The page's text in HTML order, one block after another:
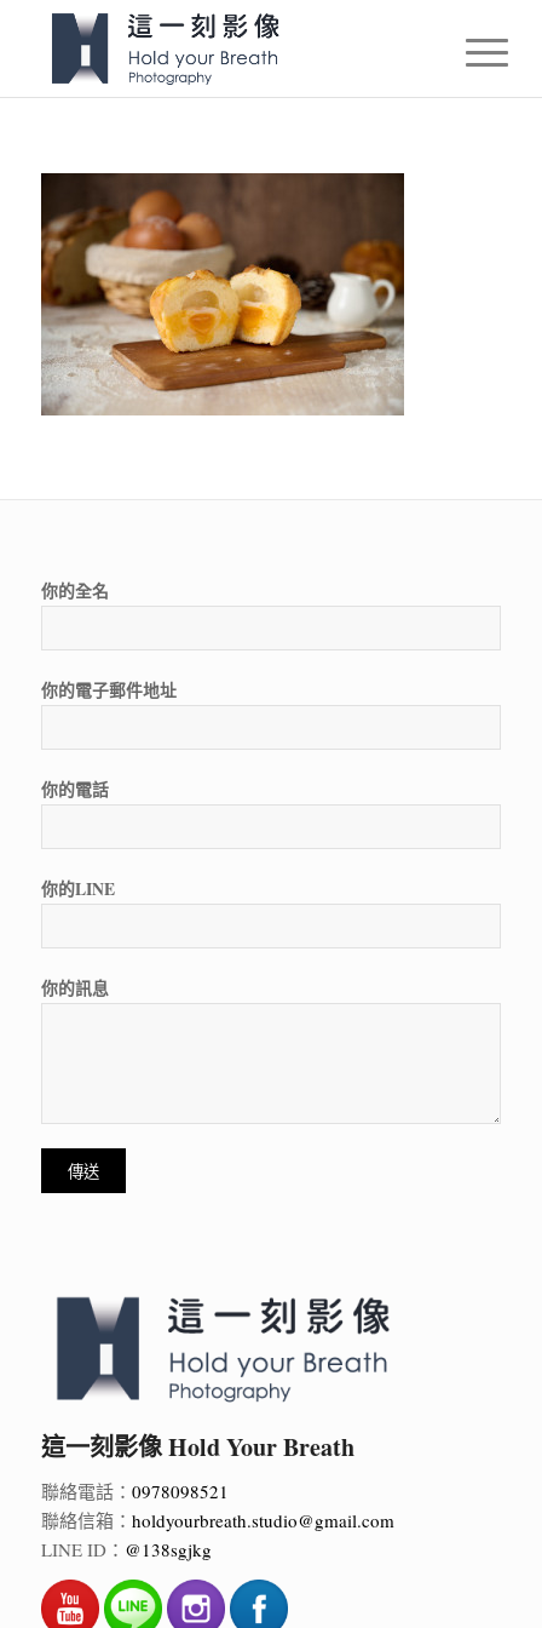
這一刻影像 Hold Your Breath
聯絡電話： 0978098521
聯絡信箱： holdyourbreath.studio@gmail.com
LINE ID： @138sgjkg
你的全名
你的電子郵件地址
你的電話
你的LINE
你的訊息